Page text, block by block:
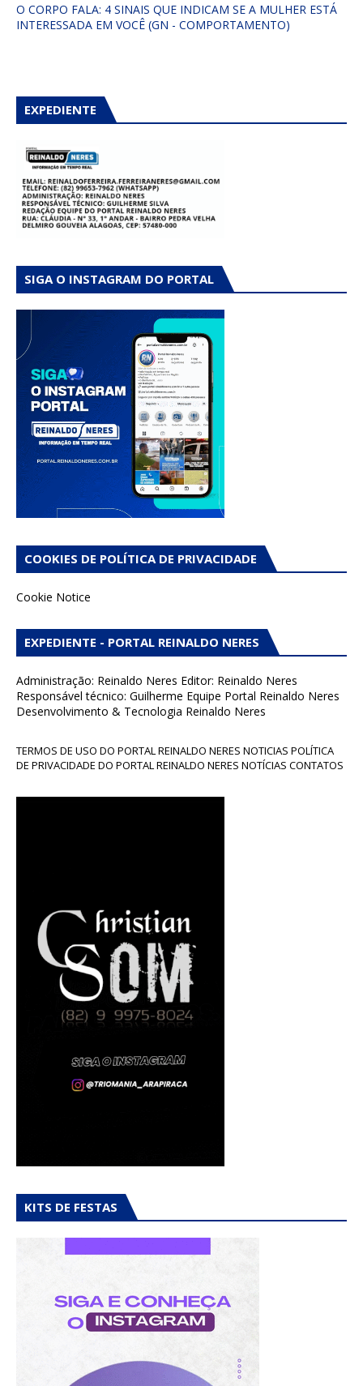
O CORPO FALA: 4 SINAIS QUE INDICAM SE A MULHER ESTÁ
INTERESSADA EM VOCÊ (GN - COMPORTAMENTO)
EXPEDIENTE
SIGA O INSTAGRAM DO PORTAL
COOKIES DE POLÍTICA DE PRIVACIDADE
Cookie Notice
EXPEDIENTE - PORTAL REINALDO NERES
Administração: Reinaldo Neres Editor: Reinaldo Neres
Responsável técnico: Guilherme Equipe Portal Reinaldo Neres
Desenvolvimento & Tecnologia Reinaldo Neres
TERMOS DE USO DO PORTAL REINALDO NERES NOTICIAS POLÍTICA
DE PRIVACIDADE DO PORTAL REINALDO NERES NOTÍCIAS CONTATOS
KITS DE FESTAS